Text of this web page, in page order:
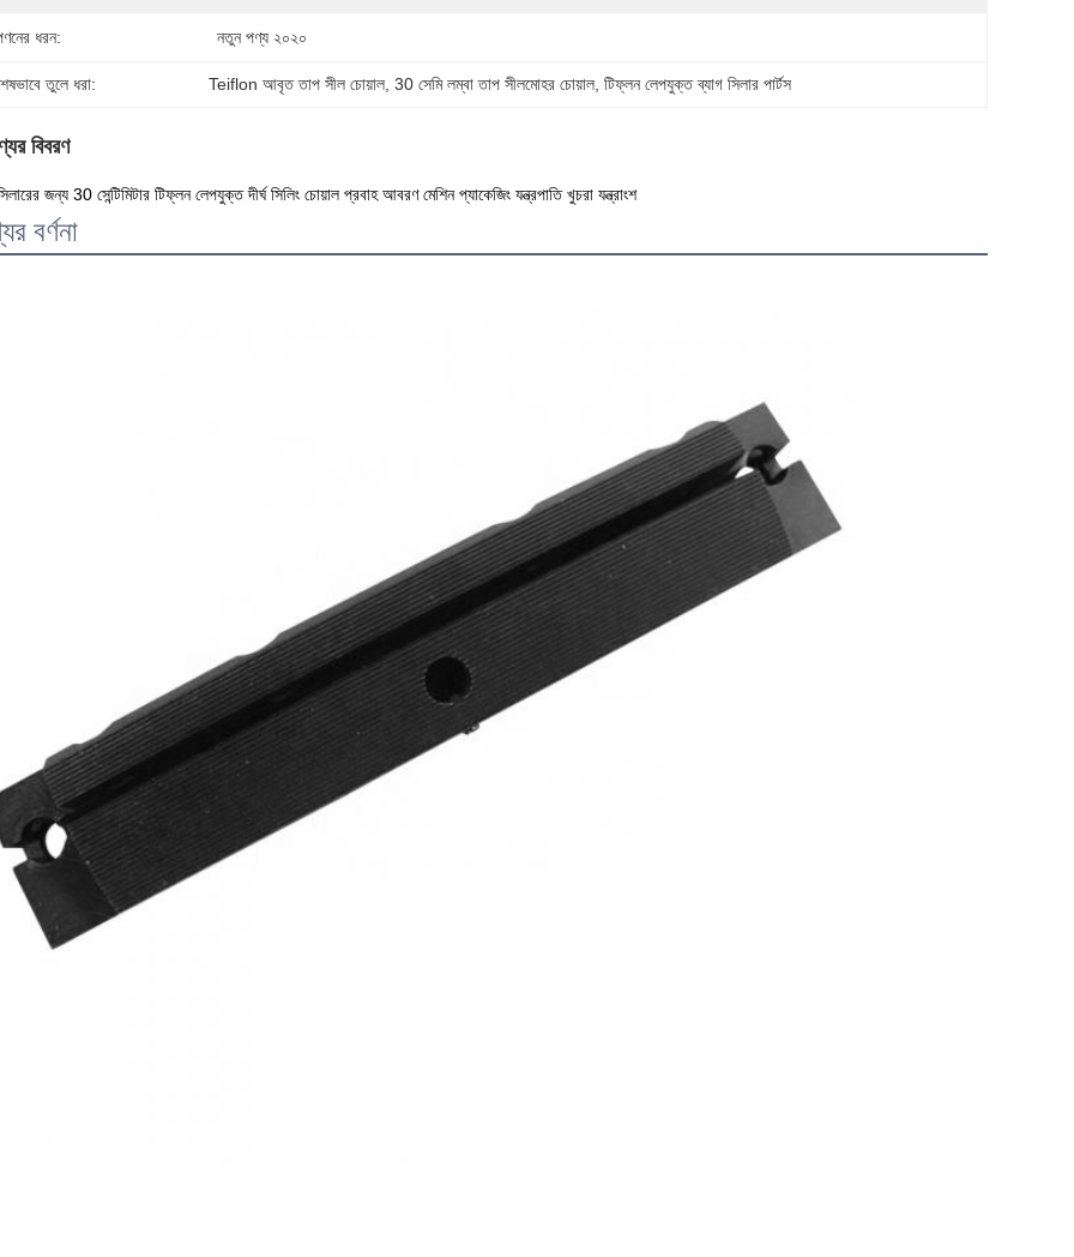
ধরন: নতুন পণ্য ২০২০
তুলে ধরা: Teiflon আবৃত তাপ সীল চোয়াল , 30 সেমি লম্বা তাপ সীলমোহর চোয়াল , টিফ্লন লেপযুক্ত ব্যাগ সিলার পার্টস
বিবরণ
জন্য 30 সেন্টিমিটার টিফ্লন লেপযুক্ত দীর্ঘ সিলিং চোয়াল প্রবাহ আবরণ মেশিন প্যাকেজিং যন্ত্রপাতি খুচরা যন্ত্রাংশ
বর্ণনা